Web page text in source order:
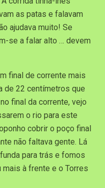
as patas e falavam
ajudava muito! Se
se a falar alto … devem
final de corrente mais
de 22 centímetros que
final da corrente, vejo
o rio para este
cobrir o poço final
não faltava gente. Lá
para trás e fomos
à frente e o Torres